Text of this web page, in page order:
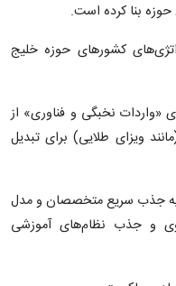
بنا کرده است.
کشورهای حوزه خلیج
«واردات نخبگی و فناوری» از
ویزای طلایی) برای تبدیل
جذب سریع متخصصان و مدل
و جذب نظام‌های آموزشی